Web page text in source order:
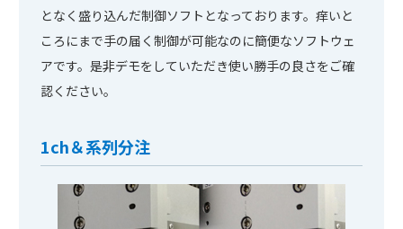
となく盛り込んだ制御ソフトとなっております。痒いと
ころにまで手の届く制御が可能なのに簡便なソフトウェ
アです。是非デモをしていただき使い勝手の良さをご確
認ください。
1ch＆系列分注